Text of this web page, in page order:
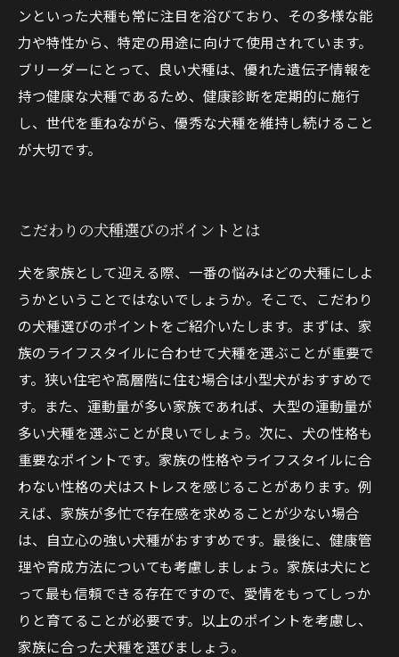
ンといった犬種も常に注目を浴びており、その多様な能
力や特性から、特定の用途に向けて使用されています。
ブリーダーにとって、良い犬種は、優れた遺伝子情報を
持つ健康な犬種であるため、健康診断を定期的に施行
し、世代を重ねながら、優秀な犬種を維持し続けること
が大切です。
こだわりの犬種選びのポイントとは
犬を家族として迎える際、一番の悩みはどの犬種にしよ
うかということではないでしょうか。そこで、こだわり
の犬種選びのポイントをご紹介いたします。まずは、家
族のライフスタイルに合わせて犬種を選ぶことが重要で
す。狭い住宅や高層階に住む場合は小型犬がおすすめで
す。また、運動量が多い家族であれば、大型の運動量が
多い犬種を選ぶことが良いでしょう。次に、犬の性格も
重要なポイントです。家族の性格やライフスタイルに合
わない性格の犬はストレスを感じることがあります。例
えば、家族が多忙で存在感を求めることが少ない場合
は、自立心の強い犬種がおすすめです。最後に、健康管
理や育成方法についても考慮しましょう。家族は犬にと
って最も信頼できる存在ですので、愛情をもってしっか
りと育てることが必要です。以上のポイントを考慮し、
家族に合った犬種を選びましょう。